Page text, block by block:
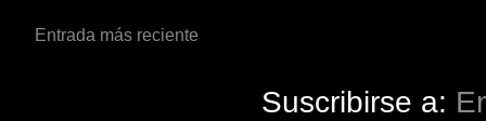
Entrada más reciente
Suscribirse a: